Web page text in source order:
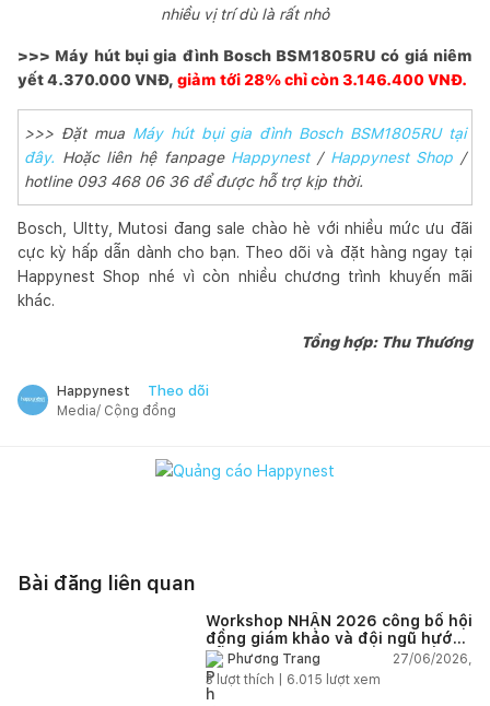
nhiều vị trí dù là rất nhỏ
>>> Máy hút bụi gia đình Bosch BSM1805RU có giá niêm
yết 4.370.000 VNĐ, giảm tới 28% chỉ còn 3.146.400 VNĐ.
>>> Đặt mua Máy hút bụi gia đình Bosch BSM1805RU tại
đây. Hoặc liên hệ fanpage Happynest/ Happynest Shop /
hotline 093 468 06 36 để được hỗ trợ kịp thời.
Bosch, Ultty, Mutosi đang sale chào hè với nhiều mức ưu đãi
cực kỳ hấp dẫn dành cho bạn. Theo dõi và đặt hàng ngay tại
Happynest Shop nhé vì còn nhiều chương trình khuyến mãi
khác.
Tổng hợp: Thu Thương
Happynest Theo dõi
Media/ Cộng đồng
Bài đăng liên quan
Workshop NHẬN 2026 công bố hội
đồng giám khảo và đội ngũ hướng
dẫn giàu kinh nghiệm quốc tế
Phương Trang
27/06/2026,
3lượt thích | 6.015 lượt xem